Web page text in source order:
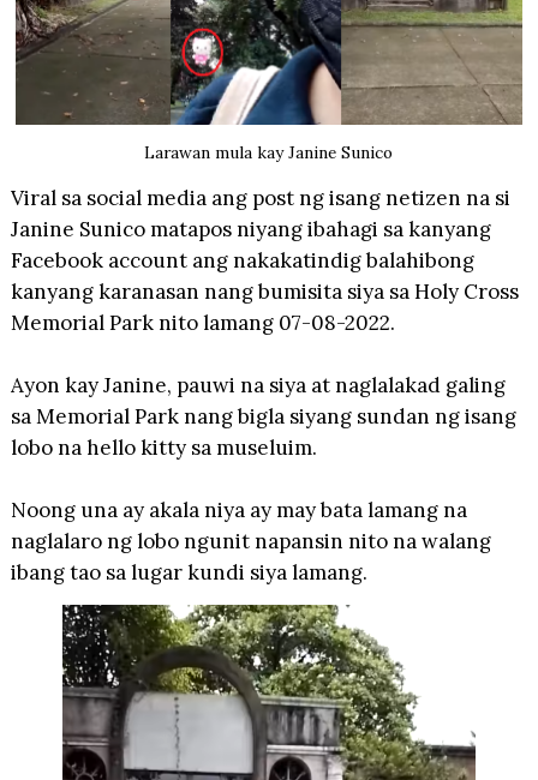
Larawan mula kay Janine Sunico
Viral sa social media ang post ng isang netizen na si
Janine Sunico matapos niyang ibahagi sa kanyang
Facebook account ang nakakatindig balahibong
kanyang karanasan nang bumisita siya sa Holy Cross
Memorial Park nito lamang 07-08-2022.
Ayon kay Janine, pauwi na siya at naglalakad galing
sa Memorial Park nang bigla siyang sundan ng isang
lobo na hello kitty sa museluim.
Noong una ay akala niya ay may bata lamang na
naglalaro ng lobo ngunit napansin nito na walang
ibang tao sa lugar kundi siya lamang.